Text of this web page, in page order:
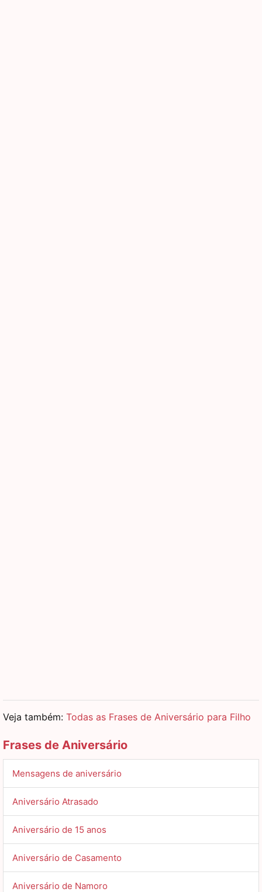
Veja também: Todas as Frases de Aniversário para Filho
Frases de Aniversário
Mensagens de aniversário
Aniversário Atrasado
Aniversário de 15 anos
Aniversário de Casamento
Aniversário de Namoro